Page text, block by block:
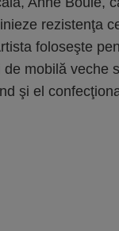
rezistenţa
foloseşte
mobilă veche
şi el